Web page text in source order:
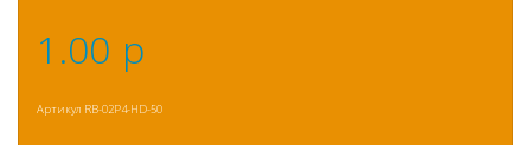
1.00 p
Артикул RB-02P4-HD-50